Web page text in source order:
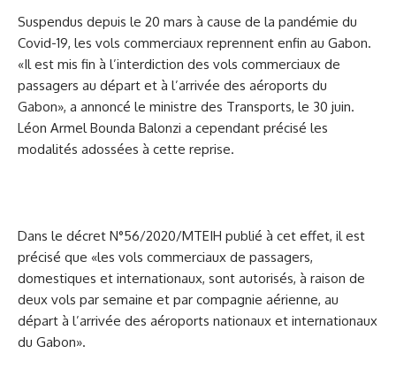
Suspendus depuis le 20 mars à cause de la pandémie du
Covid-19, les vols commerciaux reprennent enfin au Gabon.
«Il est mis fin à l’interdiction des vols commerciaux de
passagers au départ et à l’arrivée des aéroports du
Gabon», a annoncé le ministre des Transports, le 30 juin.
Léon Armel Bounda Balonzi a cependant précisé les
modalités adossées à cette reprise.
Dans le décret N°56/2020/MTEIH publié à cet effet, il est
précisé que «les vols commerciaux de passagers,
domestiques et internationaux, sont autorisés, à raison de
deux vols par semaine et par compagnie aérienne, au
départ à l’arrivée des aéroports nationaux et internationaux
du Gabon».